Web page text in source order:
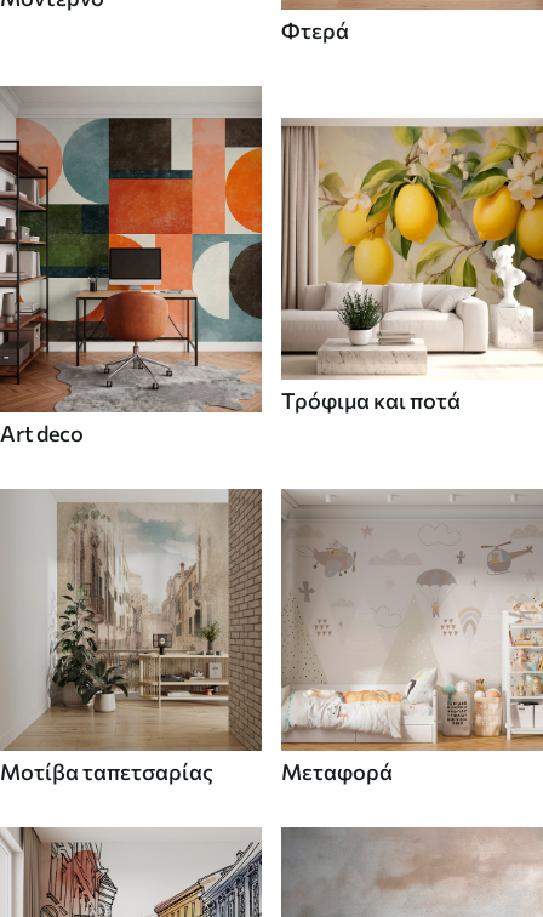
Φτερά
Art deco
Τρόφιμα και ποτά
Μοτίβα ταπετσαρίας Μεταφορά